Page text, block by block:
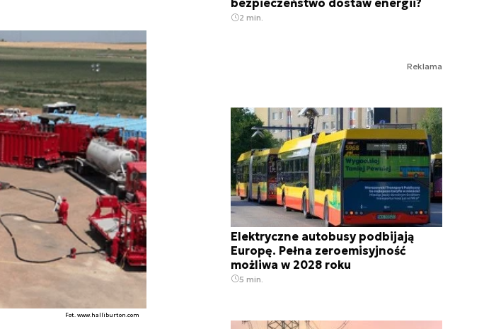
Fot. www.halliburton.com
bezpieczeństwo dostaw energii?
2 min.
Reklama
Elektryczne autobusy podbijają
Europę. Pełna zeroemisyjność
możliwa w 2028 roku
5 min.